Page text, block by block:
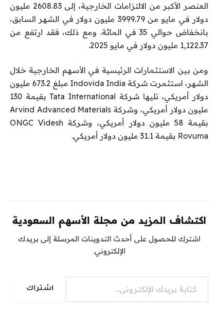
العنصر الأكبر من الالتزامات الخارجية، إلى 2608.83 مليون
دولار في مايو من 3999.79 مليون دولار في الشهر السابق،
بانخفاض حوالي 35 في المائة. ومع ذلك، فقد ارتفع من
1,122.37 مليون دولار في مايو 2025.
ومن بين الاستثمارات الرئيسية في الأسهم الخارجية خلال
الشهر، استثمرت شركة Indovida India مبلغ 673.2 مليون
دولار أمريكي، تليها شركة Tata International بقيمة 130
مليون دولار أمريكي، وشركة Arvind Advanced Materials
بقيمة 58 مليون دولار أمريكي، وشركة ONGC Videsh
Rovuma بقيمة 31.1 مليون دولار أمريكي.
اكتشاف المزيد من مجلة الأسهم السعودية
اشترك للحصول على أحدث التدوينات المرسلة إلى بريدك
الإلكتروني.
كتابة بريدك الإلكتروني...
اشتراك